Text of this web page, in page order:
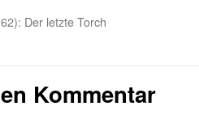
Der letzte Torch
Kommentar